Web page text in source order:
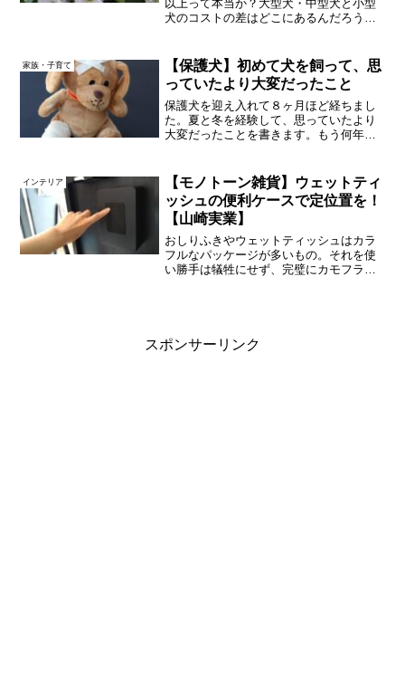
以上って本当か？大型犬・中型犬と小型
犬のコストの差はどこにあるんだろう？
家の犬が病気にかかったことがきっかけ
で、記録も兼ねて「腹...
家族・子育て
【保護犬】初めて犬を飼って、思
っていたより大変だったこと
保護犬を迎え入れて８ヶ月ほど経ちまし
た。夏と冬を経験して、思っていたより
大変だったことを書きます。もう何年も
ないですね～。犬はヒトの3～5歳児程度
の知能があると聞いたこ...
インテリア
【モノトーン雑貨】ウェットティ
ッシュの便利ケースで定位置を！
【山崎実業】
おしりふきやウェットティッシュはカラ
フルなパッケージが多いもの。それを使
い勝手は犠牲にせず、完璧にカモフラー
スポンサーリンク